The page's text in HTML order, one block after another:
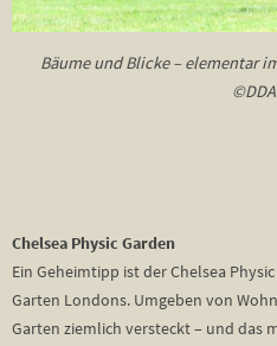
Bäume und Blicke – elementar
Chelsea Physic Garden
Ein Geheimtipp ist der Chelsea
Garten Londons. Umgeben von
Garten ziemlich versteckt – und das